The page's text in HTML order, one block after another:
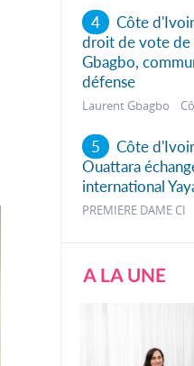
4
Côte
droit de vote de
Gbagbo,
défense
Laurent Gbagbo
5
Côte
Ouattara
international
PREMIERE DAME
A LA UNE